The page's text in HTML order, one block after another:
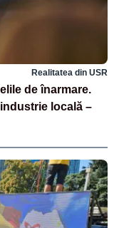
Realitatea din USR
de înarmare.
locală –